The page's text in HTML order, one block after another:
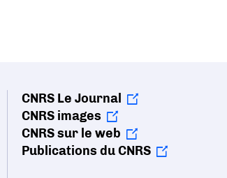
CNRS Le Journal
CNRS images
CNRS sur le web
Publications du CNRS